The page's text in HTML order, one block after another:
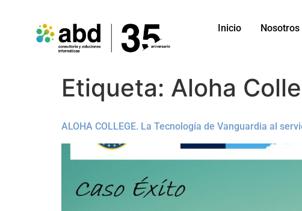
Inicio Nosotros
Etiqueta: Aloha
ALOHA COLLEGE. La Tecnología de Vanguardia al